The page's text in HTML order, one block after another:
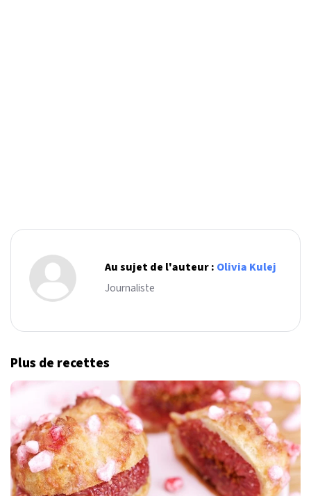
Au sujet de l'auteur : Olivia Kulej
Journaliste
Plus de recettes